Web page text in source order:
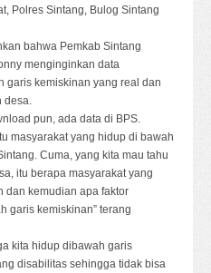
Polres Sintang, Bulog Sintang
bahwa Pemkab Sintang
menginginkan data
garis kemiskinan yang real dan
desa.
pun, ada data di BPS.
masyarakat yang hidup di bawah
Cuma, yang kita mau tahu
itu berapa masyarakat yang
dan kemudian apa faktor
garis kemiskinan” terang
kita hidup dibawah garis
disabilitas sehingga tidak bisa